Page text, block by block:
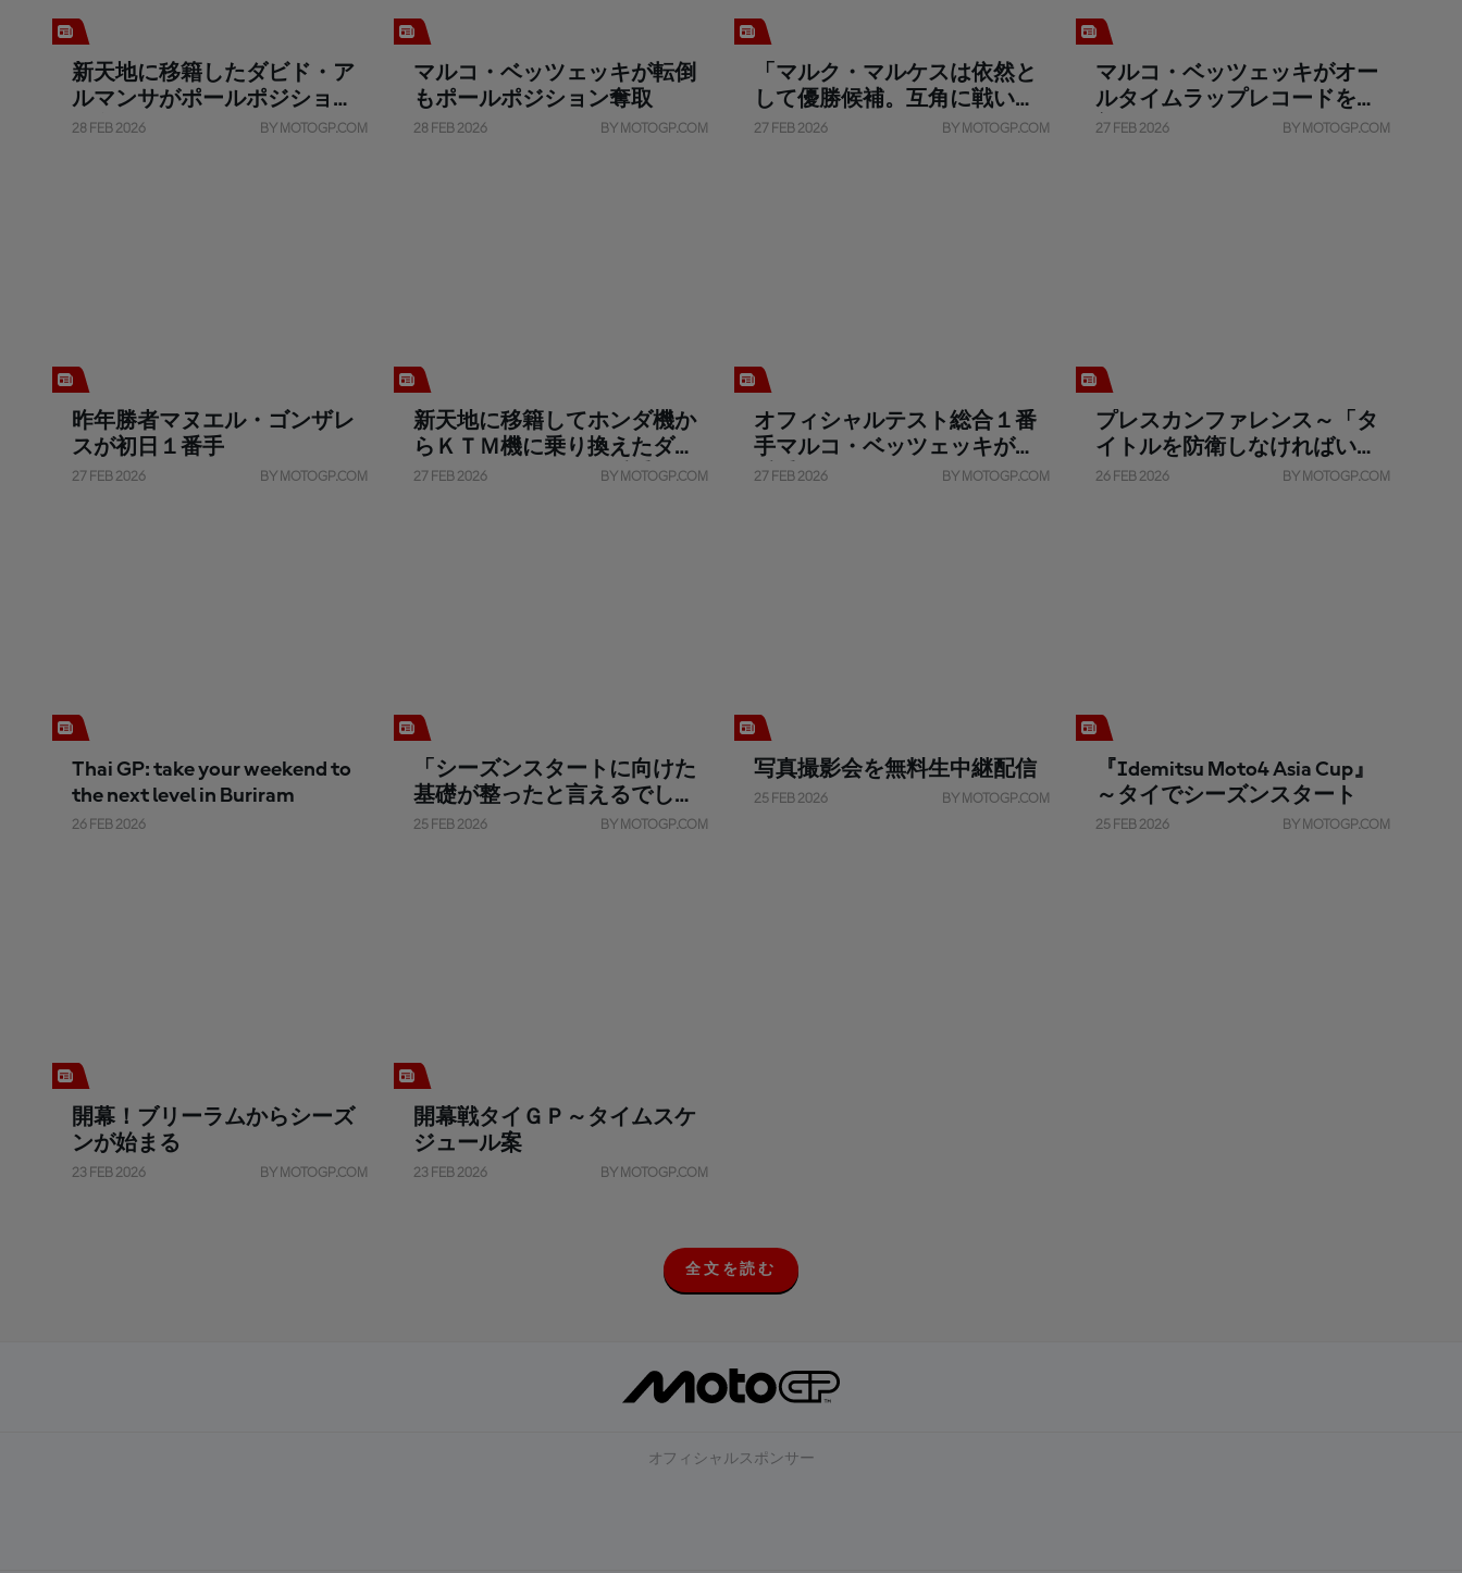
新天地に移籍したダビド・ア
ルマンサがポールポジション
を奪取
28 FEB 2026 BY MOTOGP.COM
マルコ・ベッツェッキが転倒
もポールポジション奪取
28 FEB 2026 BY MOTOGP.COM
「マルク・マルケスは依然と
して優勝候補。互角に戦いた
い」
27 FEB 2026 BY MOTOGP.COM
マルコ・ベッツェッキがオー
ルタイムラップレコードを更
新
27 FEB 2026 BY MOTOGP.COM
昨年勝者マヌエル・ゴンザレ
スが初日１番手
27 FEB 2026 BY MOTOGP.COM
新天地に移籍してホンダ機か
らＫＴＭ機に乗り換えたダビ
ド・アルマンサが１番手
27 FEB 2026 BY MOTOGP.COM
オフィシャルテスト総合１番
手マルコ・ベッツェッキが１
番手発進
27 FEB 2026 BY MOTOGP.COM
プレスカンファレンス～「タ
イトルを防衛しなければいけ
ない」
26 FEB 2026 BY MOTOGP.COM
Thai GP: take your weekend to
the next level in Buriram
26 FEB 2026
「シーズンスタートに向けた
基礎が整ったと言えるでしょ
う」
25 FEB 2026 BY MOTOGP.COM
写真撮影会を無料生中継配信
25 FEB 2026 BY MOTOGP.COM
『Idemitsu Moto4 Asia Cup』
～タイでシーズンスタート
25 FEB 2026 BY MOTOGP.COM
開幕！ブリーラムからシーズ
ンが始まる
23 FEB 2026 BY MOTOGP.COM
開幕戦タイＧＰ～タイムスケ
ジュール案
23 FEB 2026 BY MOTOGP.COM
全
文
全文を読む
オフィシャルスポンサー